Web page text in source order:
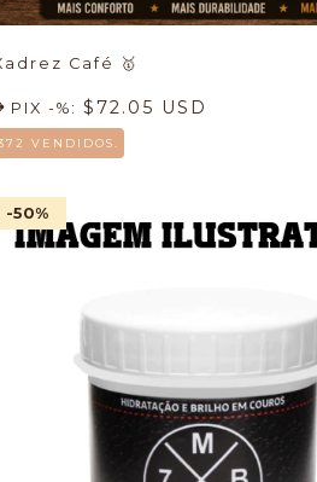
Café 🥇
PIX -%: $72.05 USD
VENDIDOS.
-50%